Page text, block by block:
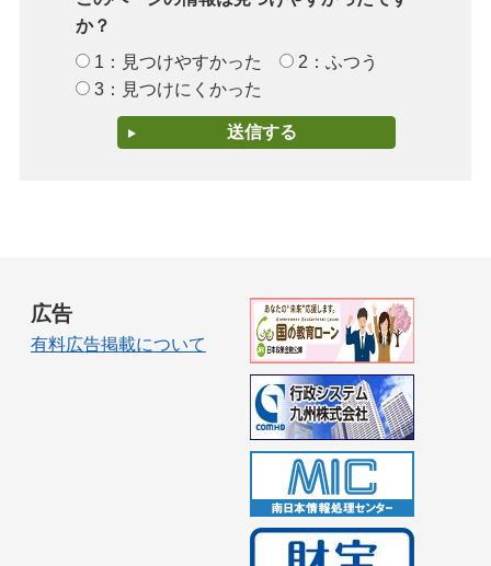
か？
1：見つけやすかった
2：ふつう
3：見つけにくかった
広告
有料広告掲載について